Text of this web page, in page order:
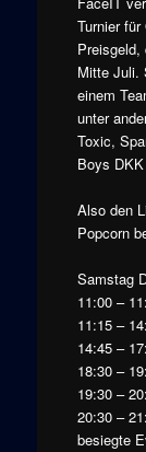
Turnier
Preisgeld,
Mitte Juli.
einem
unter
Toxic,
Boys
Also den
Popcorn
Samstag
11:00 –
11:15 –
14:45 –
18:30 –
19:30 –
20:30 –
besiegte